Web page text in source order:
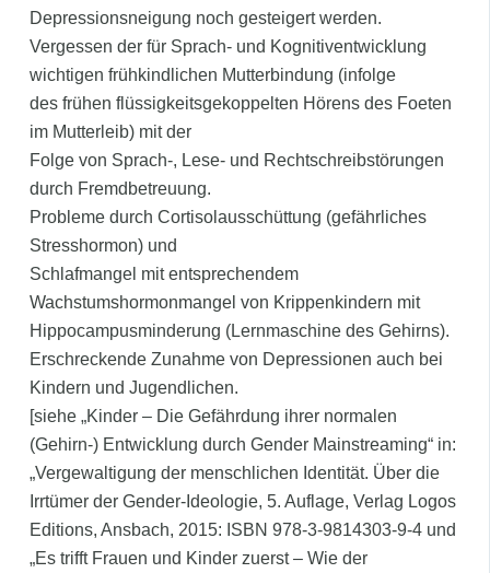
Depressionsneigung noch gesteigert werden.
Vergessen der für Sprach- und Kognitiventwicklung
wichtigen frühkindlichen Mutterbindung (infolge
des frühen flüssigkeitsgekoppelten Hörens des Foeten
im Mutterleib) mit der
Folge von Sprach-, Lese- und Rechtschreibstörungen
durch Fremdbetreuung.
Probleme durch Cortisolausschüttung (gefährliches
Stresshormon) und
Schlafmangel mit entsprechendem
Wachstumshormonmangel von Krippenkindern mit
Hippocampusminderung (Lernmaschine des Gehirns).
Erschreckende Zunahme von Depressionen auch bei
Kindern und Jugendlichen.
[siehe „Kinder – Die Gefährdung ihrer normalen
(Gehirn-) Entwicklung durch Gender Mainstreaming“ in:
„Vergewaltigung der menschlichen Identität. Über die
Irrtümer der Gender-Ideologie, 5. Auflage, Verlag Logos
Editions, Ansbach, 2015: ISBN 978-3-9814303-9-4 und
„Es trifft Frauen und Kinder zuerst – Wie der